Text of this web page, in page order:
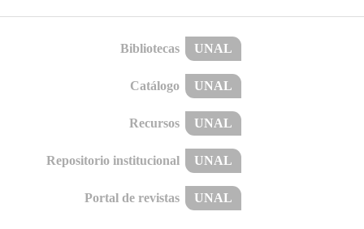
Bibliotecas UNAL
Catálogo UNAL
Recursos UNAL
Repositorio institucional UNAL
Portal de revistas UNAL